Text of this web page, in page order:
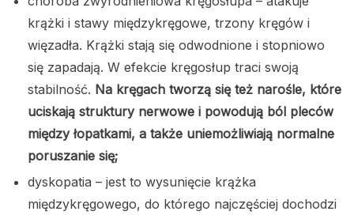
krążki i stawy międzykręgowe, trzony kręgów i
więzadła. Krążki stają się odwodnione i stopniowo
się zapadają. W efekcie kręgosłup traci swoją
stabilność. Na kręgach tworzą się też narośle, które
uciskają struktury nerwowe i powodują ból pleców
między łopatkami, a także uniemożliwiają normalne
poruszanie się;
dyskopatia – jest to wysunięcie krążka
międzykręgowego, do którego najczęściej dochodzi